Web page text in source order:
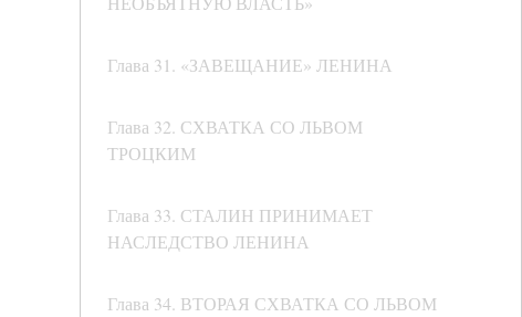
Глава 31. «ЗАВЕЩАНИЕ» ЛЕНИНА
Глава 32. СХВАТКА СО ЛЬВОМ
ТРОЦКИМ
Глава 33. СТАЛИН ПРИНИМАЕТ
НАСЛЕДСТВО ЛЕНИНА
Глава 34. ВТОРАЯ СХВАТКА СО ЛЬВОМ